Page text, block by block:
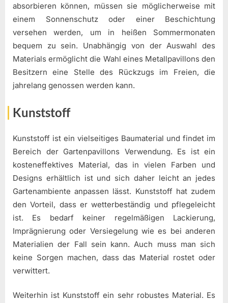
absorbieren können, müssen sie möglicherweise mit
einem Sonnenschutz oder einer Beschichtung
versehen werden, um in heißen Sommermonaten
bequem zu sein. Unabhängig von der Auswahl des
Materials ermöglicht die Wahl eines Metallpavillons den
Besitzern eine Stelle des Rückzugs im Freien, die
jahrelang genossen werden kann.
Kunststoff
Kunststoff ist ein vielseitiges Baumaterial und findet im
Bereich der Gartenpavillons Verwendung. Es ist ein
kosteneffektives Material, das in vielen Farben und
Designs erhältlich ist und sich daher leicht an jedes
Gartenambiente anpassen lässt. Kunststoff hat zudem
den Vorteil, dass er wetterbeständig und pflegeleicht
ist. Es bedarf keiner regelmäßigen Lackierung,
Imprägnierung oder Versiegelung wie es bei anderen
Materialien der Fall sein kann. Auch muss man sich
keine Sorgen machen, dass das Material rostet oder
verwittert.
Weiterhin ist Kunststoff ein sehr robustes Material. Es